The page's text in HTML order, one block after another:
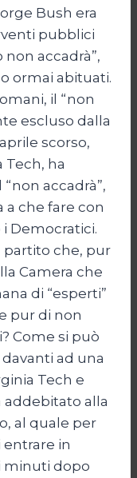
Bush era
pubblici
accadrà”,
ormai abituati.
il “non
escluso dalla
scorso,
Tech, ha
accadrà”,
a che fare con
Democratici.
partito che, pur
Camera che
di “esperti”
pur di non
Come si può
ad una
Tech e
alla
al quale per
in
minuti dopo